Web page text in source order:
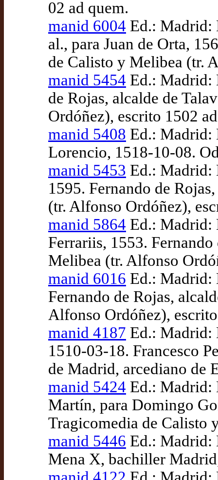
02 ad quem.
manid 6004 Ed.: Madrid:
al., para Juan de Orta,
de Calisto y Melibea (tr.
manid 5454 Ed.: Madrid:
de Rojas, alcalde de
Ordóñez), escrito 1502
manid 5408 Ed.: Madrid:
Lorencio, 1518-10-08.
manid 5453 Ed.: Madrid:
1595. Fernando de
(tr. Alfonso Ordóñez),
manid 5864 Ed.: Madrid:
Ferrariis, 1553.
Melibea (tr. Alfonso
manid 6016 Ed.: Madrid:
Fernando de Rojas,
Alfonso Ordóñez),
manid 4187 Ed.: Madrid:
1510-03-18. Francesco
de Madrid, arcediano de
manid 5424 Ed.: Madrid:
Martín, para Domingo
Tragicomedia de Calisto
manid 5446 Ed.: Madrid:
Mena X, bachiller